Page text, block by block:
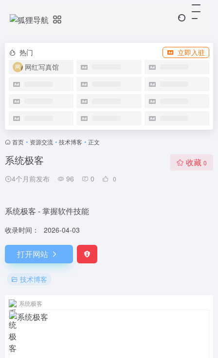
热门
立即入驻
网红写真馆
首页 • 资源交流 • 技术博客 • 正文
系统极客
4个月前发布 96 0 0
收藏 0
系统极客 - 掌握软件技能
收录时间： 2026-04-03
打开网站
技术博客
系统极客